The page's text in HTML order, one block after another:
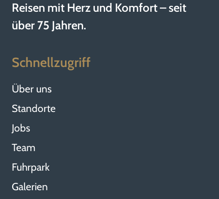
Reisen mit Herz und Komfort – seit
über 75 Jahren.
Schnellzugriff
Über uns
Standorte
Jobs
Team
Fuhrpark
Galerien